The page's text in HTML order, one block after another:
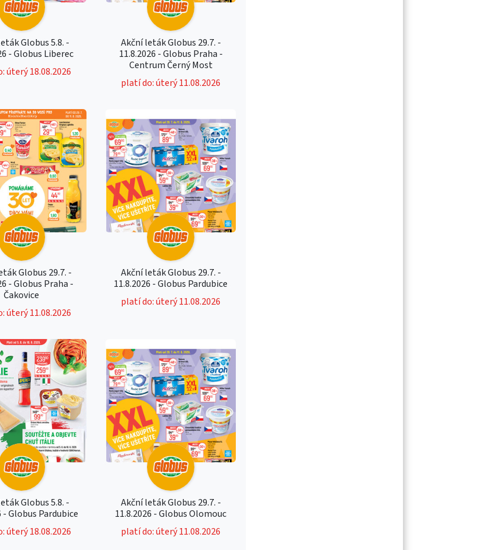
Globus 5.8. -
- Globus Liberec
úterý 18.08.2026
Akční leták Globus 29.7. -
11.8.2026 - Globus Praha -
Centrum Černý Most
platí do: úterý 11.08.2026
Globus 29.7. -
- Globus Praha -
Čakovice
úterý 11.08.2026
Akční leták Globus 29.7. -
11.8.2026 - Globus Pardubice
platí do: úterý 11.08.2026
Globus 5.8. -
- Globus Pardubice
úterý 18.08.2026
Akční leták Globus 29.7. -
11.8.2026 - Globus Olomouc
platí do: úterý 11.08.2026